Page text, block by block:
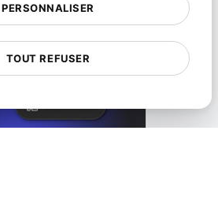
Accessible sur le Web et sur
TOUT REFUSER
PERSONNALISER